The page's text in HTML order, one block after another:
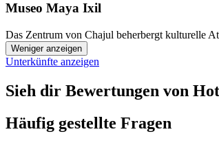
Museo Maya Ixil
Das Zentrum von Chajul beherbergt kulturelle
Weniger anzeigen
Unterkünfte anzeigen
Sieh dir Bewertungen von
Häufig gestellte Fragen